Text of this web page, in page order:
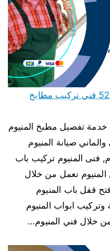
فني المنيوم الواحة 52227343 فني تركيب مطابخ
خدمة تفصيل مطبخ المنيوم
صيانة المنيوم
فنى المنيوم تركيب باب
المنيوم نعمل من خلال
قفل باب المنيوم
ابواب المنيوم
خلال فني المنيوم…